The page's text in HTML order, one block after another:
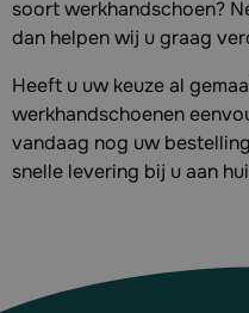
soort werkhandschoen?
dan helpen wij u graag
Heeft u uw keuze al
werkhandschoenen
vandaag nog uw
snelle levering bij u aan